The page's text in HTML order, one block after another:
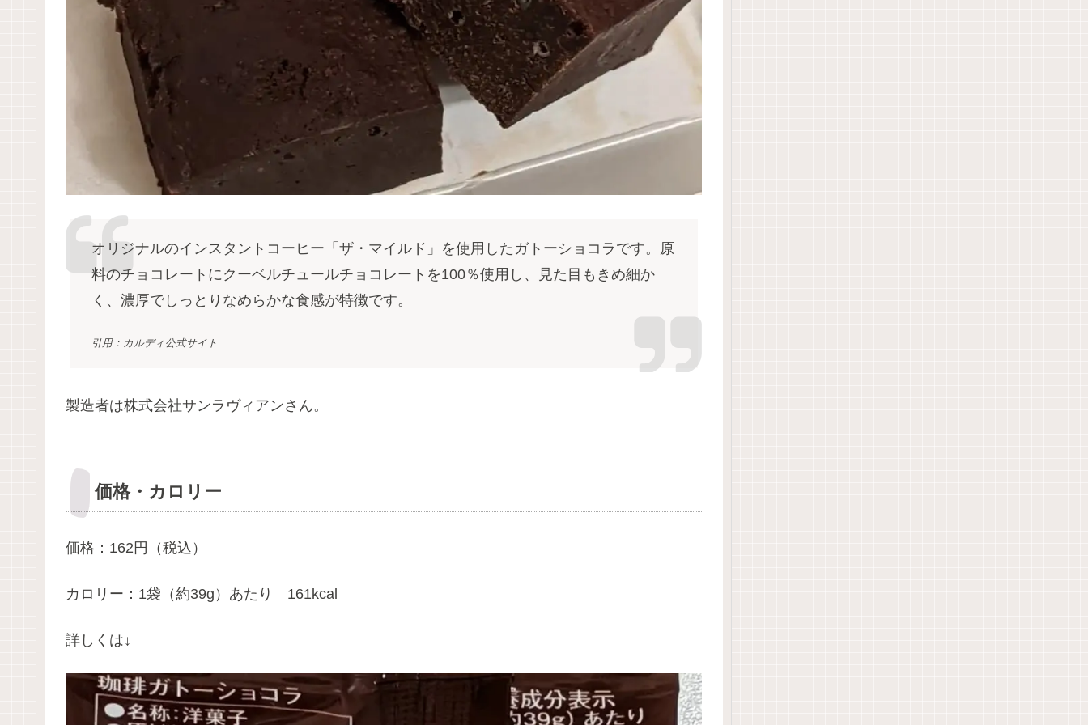
オリジナルのインスタントコーヒー「ザ・マイルド」を使用したガトーショコラです。原
料のチョコレートにクーベルチュールチョコレートを100％使用し、見た目もきめ細か
く、濃厚でしっとりなめらかな食感が特徴です。
引用：カルディ公式サイト
製造者は株式会社サンラヴィアンさん。
価格・カロリー
価格：162円（税込）
カロリー：1袋（約39g）あたり 161kcal
詳しくは↓